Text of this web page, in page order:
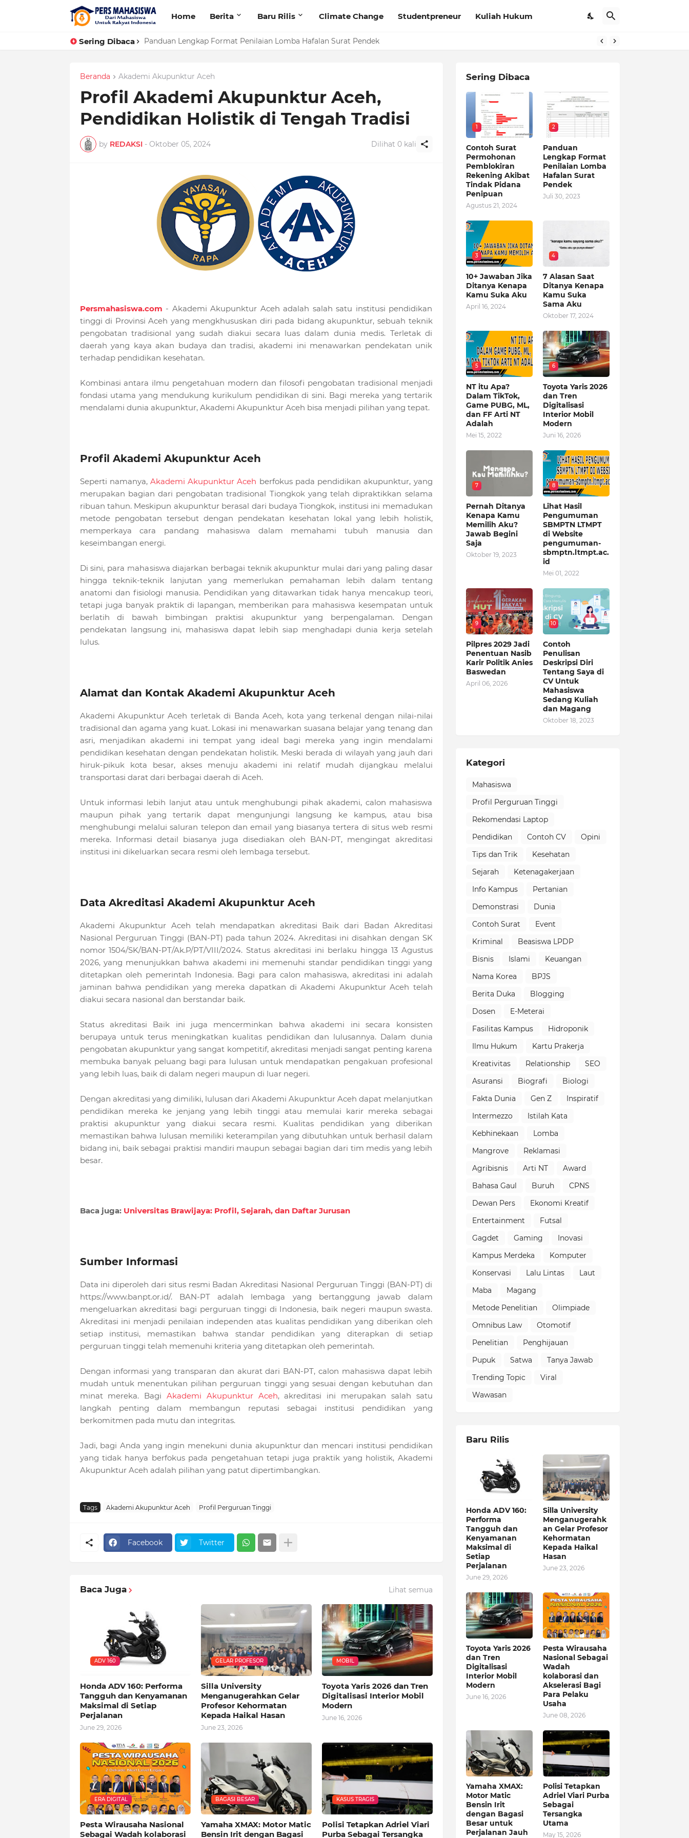
Home Berita Baru Rilis Climate Change Studentpreneur Kuliah Hukum
Sering Dibaca Panduan Lengkap Format Penilaian Lomba Hafalan Surat Pendek
Beranda Akademi Akupunktur Aceh
Profil Akademi Akupunktur Aceh,
Pendidikan Holistik di Tengah Tradisi
by REDAKSI - Oktober 05, 2024 Dilihat 0kali
Persmahasiswa.com - Akademi Akupunktur Aceh adalah salah satu institusi pendidikan
tinggi di Provinsi Aceh yang mengkhususkan diri pada bidang akupunktur, sebuah teknik
pengobatan tradisional yang sudah diakui secara luas dalam dunia medis. Terletak di
daerah yang kaya akan budaya dan tradisi, akademi ini menawarkan pendekatan unik
terhadap pendidikan kesehatan.
Kombinasi antara ilmu pengetahuan modern dan filosofi pengobatan tradisional menjadi
fondasi utama yang mendukung kurikulum pendidikan di sini. Bagi mereka yang tertarik
mendalami dunia akupunktur, Akademi Akupunktur Aceh bisa menjadi pilihan yang tepat.
Profil Akademi Akupunktur Aceh
Seperti namanya, Akademi Akupunktur Aceh berfokus pada pendidikan akupunktur, yang
merupakan bagian dari pengobatan tradisional Tiongkok yang telah dipraktikkan selama
ribuan tahun. Meskipun akupunktur berasal dari budaya Tiongkok, institusi ini memadukan
metode pengobatan tersebut dengan pendekatan kesehatan lokal yang lebih holistik,
memperkaya cara pandang mahasiswa dalam memahami tubuh manusia dan
keseimbangan energi.
Di sini, para mahasiswa diajarkan berbagai teknik akupunktur mulai dari yang paling dasar
hingga teknik-teknik lanjutan yang memerlukan pemahaman lebih dalam tentang
anatomi dan fisiologi manusia. Pendidikan yang ditawarkan tidak hanya mencakup teori,
tetapi juga banyak praktik di lapangan, memberikan para mahasiswa kesempatan untuk
berlatih di bawah bimbingan praktisi akupunktur yang berpengalaman. Dengan
pendekatan langsung ini, mahasiswa dapat lebih siap menghadapi dunia kerja setelah
lulus.
Alamat dan Kontak Akademi Akupunktur Aceh
Akademi Akupunktur Aceh terletak di Banda Aceh, kota yang terkenal dengan nilai-nilai
tradisional dan agama yang kuat. Lokasi ini menawarkan suasana belajar yang tenang dan
asri, menjadikan akademi ini tempat yang ideal bagi mereka yang ingin mendalami
pendidikan kesehatan dengan pendekatan holistik. Meski berada di wilayah yang jauh dari
hiruk-pikuk kota besar, akses menuju akademi ini relatif mudah dijangkau melalui
transportasi darat dari berbagai daerah di Aceh.
Untuk informasi lebih lanjut atau untuk menghubungi pihak akademi, calon mahasiswa
maupun pihak yang tertarik dapat mengunjungi langsung ke kampus, atau bisa
menghubungi melalui saluran telepon dan email yang biasanya tertera di situs web resmi
mereka. Informasi detail biasanya juga disediakan oleh BAN-PT, mengingat akreditasi
institusi ini dikeluarkan secara resmi oleh lembaga tersebut.
Data Akreditasi Akademi Akupunktur Aceh
Akademi Akupunktur Aceh telah mendapatkan akreditasi Baik dari Badan Akreditasi
Nasional Perguruan Tinggi (BAN-PT) pada tahun 2024. Akreditasi ini disahkan dengan SK
nomor 1504/SK/BAN-PT/Ak.P/PT/VIII/2024. Status akreditasi ini berlaku hingga 13 Agustus
2026, yang menunjukkan bahwa akademi ini memenuhi standar pendidikan tinggi yang
ditetapkan oleh pemerintah Indonesia. Bagi para calon mahasiswa, akreditasi ini adalah
jaminan bahwa pendidikan yang mereka dapatkan di Akademi Akupunktur Aceh telah
diakui secara nasional dan berstandar baik.
Status akreditasi Baik ini juga mencerminkan bahwa akademi ini secara konsisten
berupaya untuk terus meningkatkan kualitas pendidikan dan lulusannya. Dalam dunia
pengobatan akupunktur yang sangat kompetitif, akreditasi menjadi sangat penting karena
membuka banyak peluang bagi para lulusan untuk mendapatkan pengakuan profesional
yang lebih luas, baik di dalam negeri maupun di luar negeri.
Dengan akreditasi yang dimiliki, lulusan dari Akademi Akupunktur Aceh dapat melanjutkan
pendidikan mereka ke jenjang yang lebih tinggi atau memulai karir mereka sebagai
praktisi akupunktur yang diakui secara resmi. Kualitas pendidikan yang diberikan
memastikan bahwa lulusan memiliki keterampilan yang dibutuhkan untuk berhasil dalam
bidang ini, baik sebagai praktisi mandiri maupun sebagai bagian dari tim medis yang lebih
besar.
Baca juga: Universitas Brawijaya: Profil, Sejarah, dan Daftar Jurusan
Sumber Informasi
Data ini diperoleh dari situs resmi Badan Akreditasi Nasional Perguruan Tinggi (BAN-PT) di
https://www.banpt.or.id/. BAN-PT adalah lembaga yang bertanggung jawab dalam
mengeluarkan akreditasi bagi perguruan tinggi di Indonesia, baik negeri maupun swasta.
Akreditasi ini menjadi penilaian independen atas kualitas pendidikan yang diberikan oleh
setiap institusi, memastikan bahwa standar pendidikan yang diterapkan di setiap
perguruan tinggi telah memenuhi kriteria yang ditetapkan oleh pemerintah.
Dengan informasi yang transparan dan akurat dari BAN-PT, calon mahasiswa dapat lebih
mudah untuk menentukan pilihan perguruan tinggi yang sesuai dengan kebutuhan dan
minat mereka. Bagi Akademi Akupunktur Aceh, akreditasi ini merupakan salah satu
langkah penting dalam membangun reputasi sebagai institusi pendidikan yang
berkomitmen pada mutu dan integritas.
Jadi, bagi Anda yang ingin menekuni dunia akupunktur dan mencari institusi pendidikan
yang tidak hanya berfokus pada pengetahuan tetapi juga praktik yang holistik, Akademi
Akupunktur Aceh adalah pilihan yang patut dipertimbangkan.
Tags Akademi Akupunktur Aceh Profil Perguruan Tinggi
Facebook Twitter
Baca Juga Lihat semua
ADV 160
Honda ADV 160: Performa
Tangguh dan Kenyamanan
Maksimal di Setiap
Perjalanan
June 29, 2026
GELAR PROFESOR
Silla University
Menganugerahkan Gelar
Profesor Kehormatan
Kepada Haikal Hasan
June 23, 2026
MOBIL
Toyota Yaris 2026 dan Tren
Digitalisasi Interior Mobil
Modern
June 16, 2026
ERA DIGITAL
Pesta Wirausaha Nasional
Sebagai Wadah kolaborasi
BAGASI BESAR
Yamaha XMAX: Motor Matic
Bensin Irit dengan Bagasi
KASUS TRAGIS
Polisi Tetapkan Adriel Viari
Purba Sebagai Tersangka
Sering Dibaca
1
Contoh Surat
Permohonan
Pemblokiran
Rekening Akibat
Tindak Pidana
Penipuan
Agustus 21, 2024
2
Panduan
Lengkap Format
Penilaian Lomba
Hafalan Surat
Pendek
Juli 30, 2023
3
10+ Jawaban Jika
Ditanya Kenapa
Kamu Suka Aku
April 16, 2024
4
7 Alasan Saat
Ditanya Kenapa
Kamu Suka
Sama Aku
Oktober 17, 2024
5
NT itu Apa?
Dalam TikTok,
Game PUBG, ML,
dan FF Arti NT
Adalah
Mei 15, 2022
6
Toyota Yaris 2026
dan Tren
Digitalisasi
Interior Mobil
Modern
Juni 16, 2026
7
Pernah Ditanya
Kenapa Kamu
Memilih Aku?
Jawab Begini
Saja
Oktober 19, 2023
8
Lihat Hasil
Pengumuman
SBMPTN LTMPT
di Website
pengumuman-
sbmptn.ltmpt.ac.
id
Mei 01, 2022
9
Pilpres 2029 Jadi
Penentuan Nasib
Karir Politik Anies
Baswedan
April 06, 2026
10
Contoh
Penulisan
Deskripsi Diri
Tentang Saya di
CV Untuk
Mahasiswa
Sedang Kuliah
dan Magang
Oktober 18, 2023
Kategori
Mahasiswa
Profil Perguruan Tinggi
Rekomendasi Laptop
Pendidikan
Contoh CV
Opini
Tips dan Trik
Kesehatan
Sejarah
Ketenagakerjaan
Info Kampus
Pertanian
Demonstrasi
Dunia
Contoh Surat
Event
Kriminal
Beasiswa LPDP
Bisnis
Islami
Keuangan
Nama Korea
BPJS
Berita Duka
Blogging
Dosen
E-Meterai
Fasilitas Kampus
Hidroponik
Ilmu Hukum
Kartu Prakerja
Kreativitas
Relationship
SEO
Asuransi
Biografi
Biologi
Fakta Dunia
Gen Z
Inspiratif
Intermezzo
Istilah Kata
Kebhinekaan
Lomba
Mangrove
Reklamasi
Agribisnis
Arti NT
Award
Bahasa Gaul
Buruh
CPNS
Dewan Pers
Ekonomi Kreatif
Entertainment
Futsal
Gagdet
Gaming
Inovasi
Kampus Merdeka
Komputer
Konservasi
Lalu Lintas
Laut
Maba
Magang
Metode Penelitian
Olimpiade
Omnibus Law
Otomotif
Penelitian
Penghijauan
Pupuk
Satwa
Tanya Jawab
Trending Topic
Viral
Wawasan
Baru Rilis
Honda ADV 160:
Performa
Tangguh dan
Kenyamanan
Maksimal di
Setiap
Perjalanan
June 29, 2026
Silla University
Menganugerahk
an Gelar Profesor
Kehormatan
Kepada Haikal
Hasan
June 23, 2026
Toyota Yaris 2026
dan Tren
Digitalisasi
Interior Mobil
Modern
June 16, 2026
Pesta Wirausaha
Nasional Sebagai
Wadah
kolaborasi dan
Akselerasi Bagi
Para Pelaku
Usaha
June 08, 2026
Yamaha XMAX:
Motor Matic
Bensin Irit
dengan Bagasi
Besar untuk
Perjalanan Jauh
Polisi Tetapkan
Adriel Viari Purba
Sebagai
Tersangka
Utama
May 15, 2026